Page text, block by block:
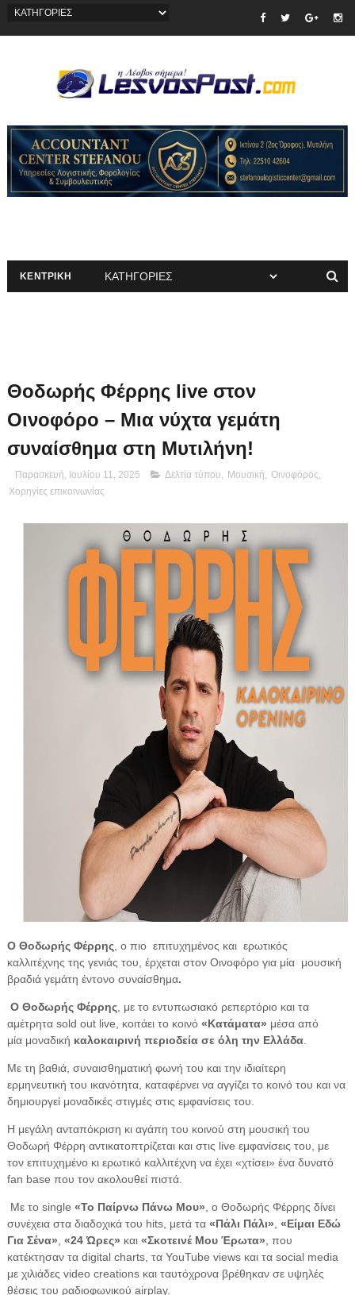
ΚΕΝΤΡΙΚΗ
Θοδωρής Φέρρης live στον
Οινοφόρο – Μια νύχτα γεμάτη
συναίσθημα στη Μυτιλήνη!
Παρασκευή, Ιουλίου 11, 2025 Δελτία τύπου Μουσική Οινοφόρος
Χορηγίες επικοινωνίας
Ο Θοδωρής Φέρρης, ο πιο επιτυχημένος και ερωτικός
καλλιτέχνης της γενιάς του, έρχεται στον Οινοφόρο για μία μουσική
βραδιά γεμάτη έντονο συναίσθημα.
Ο Θοδωρής Φέρρης, με το εντυπωσιακό ρεπερτόριο και τα
αμέτρητα sold out live, κοιτάει το κοινό «Κατάματα» μέσα από
μία μοναδική καλοκαιρινή περιοδεία σε όλη την Ελλάδα.
Με τη βαθιά, συναισθηματική φωνή του και την ιδιαίτερη
ερμηνευτική του ικανότητα, καταφέρνει να αγγίζει το κοινό του και να
δημιουργεί μοναδικές στιγμές στις εμφανίσεις του.
Η μεγάλη ανταπόκριση κι αγάπη του κοινού στη μουσική του
Θοδωρή Φέρρη αντικατοπτρίζεται και στις live εμφανίσεις του, με
τον επιτυχημένο κι ερωτικό καλλιτέχνη να έχει «χτίσει» ένα δυνατό
fan base που τον ακολουθεί πιστά.
Με το single «Το Παίρνω Πάνω Μου» , ο Θοδωρής Φέρρης δίνει
συνέχεια στα διαδοχικά του hits, μετά τα «Πάλι Πάλι» «Είμαι Εδώ
Για Σένα» «24 Ώρες» και «Σκοτεινέ Μου Έρωτα» , που
κατέκτησαν τα digital charts, τα YouTube views και τα social media
με χιλιάδες video creations και ταυτόχρονα βρέθηκαν σε υψηλές
θέσεις του ραδιοφωνικού airplay.